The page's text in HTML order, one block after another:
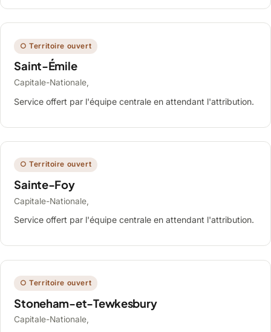
○ Territoire ouvert
Saint-Émile
Capitale-Nationale,
Service offert par l'équipe centrale en attendant l'attribution.
○ Territoire ouvert
Sainte-Foy
Capitale-Nationale,
Service offert par l'équipe centrale en attendant l'attribution.
○ Territoire ouvert
Stoneham-et-Tewkesbury
Capitale-Nationale,